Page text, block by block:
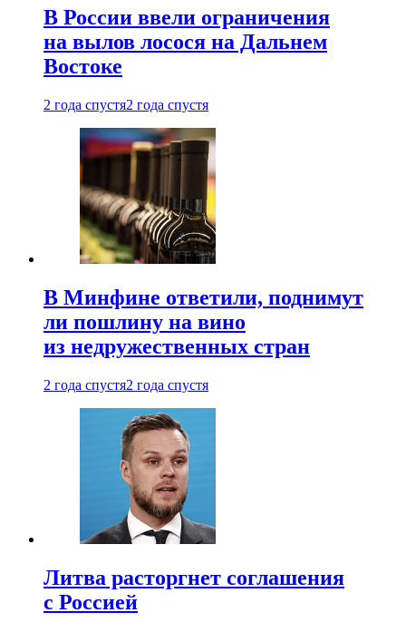
В России ввели ограничения
на вылов лосося на Дальнем
Востоке
2 года спустя2 года спустя
В Минфине ответили, поднимут
ли пошлину на вино
из недружественных стран
2 года спустя2 года спустя
Литва расторгнет соглашения
с Россией